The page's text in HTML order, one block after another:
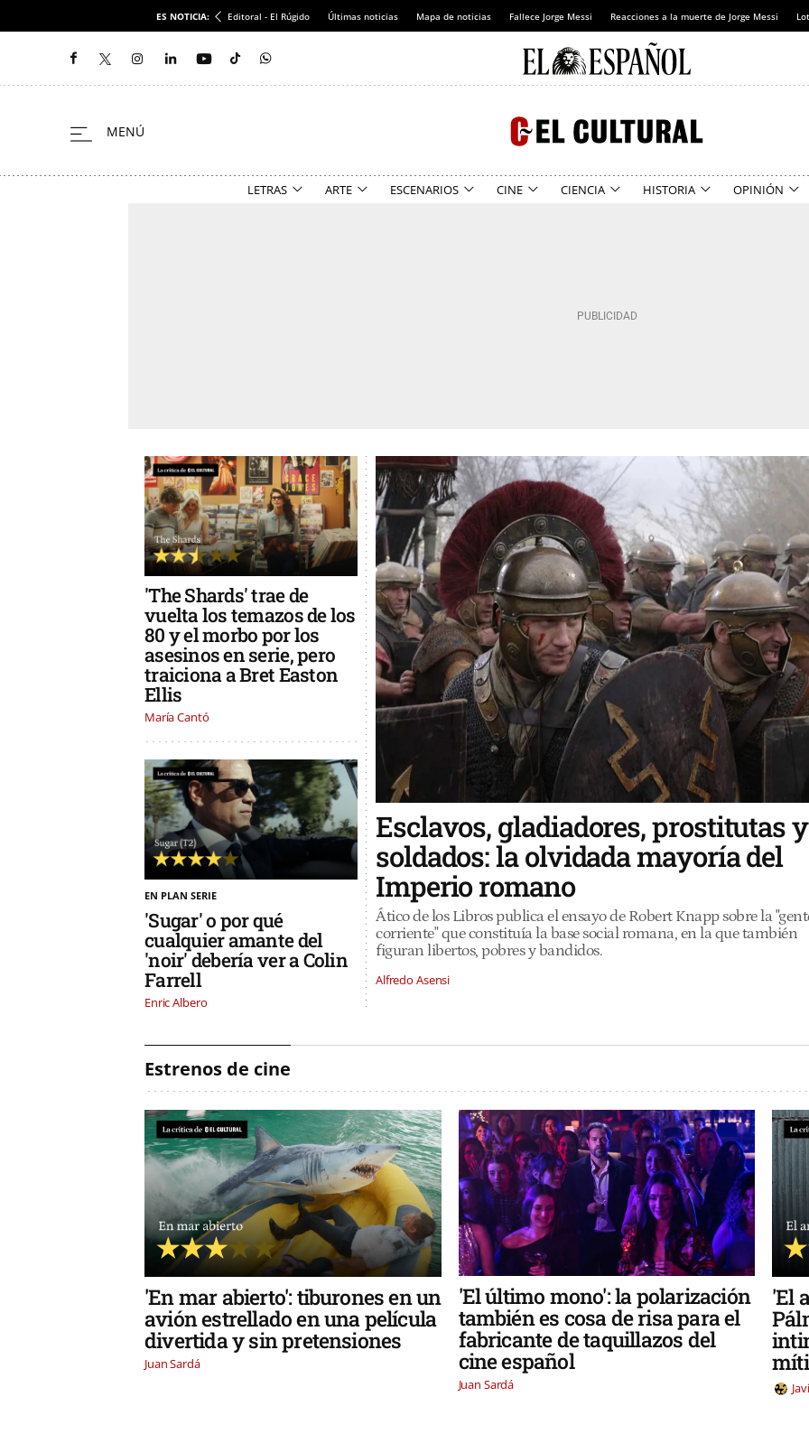
ES NOTICIA: Editoral - El Rúgido Últimas noticias Mapa de noticias Fallece Jorge Messi Reacciones a la muerte de Jorge Messi
LETRAS ARTE ESCENARIOS CINE CIENCIA HISTORIA OPINIÓN
'The Shards' trae de
vuelta los temazos de los
80 y el morbo por los
asesinos en serie, pero
traiciona a Bret Easton
Ellis
María Cantó
EN PLAN SERIE
'Sugar' o por qué
cualquier amante del
'noir' debería ver a Colin
Farrell
Enric Albero
Esclavos, gladiadores, prostitutas y
soldados: la olvidada mayoría del
Imperio romano
Ático de los Libros publica el ensayo de Robert Knapp sobre la
corriente" que constituía la base social romana, en la que también
figuran libertos, pobres y bandidos.
Alfredo Asensi
Estrenos de cine
'En mar abierto': tiburones en un
avión estrellado en una película
divertida y sin pretensiones
Juan Sardá
'El último mono': la polarización
también es cosa de risa para el
fabricante de taquillazos del
cine español
Juan Sardá
'El